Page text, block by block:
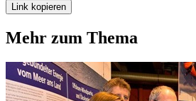
Link kopieren
Mehr zum Thema